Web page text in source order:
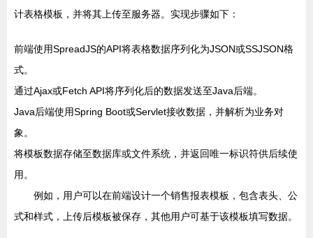
计表格模板，并将其上传至服务器。实现步骤如下：
前端使用SpreadJS的API将表格数据序列化为JSON或SSJSON格
式。
通过Ajax或Fetch API将序列化后的数据发送至Java后端。
Java后端使用Spring Boot或Servlet接收数据，并解析为业务对
象。
将模板数据存储至数据库或文件系统，并返回唯一标识符供后续使
用。
例如，用户可以在前端设计一个销售报表模板，包含表头、公
式和样式，上传后模板被保存，其他用户可基于该模板填写数据。